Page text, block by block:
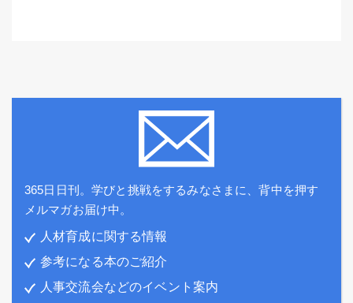
365日日刊。学びと挑戦をするみなさまに、背中を押す
メルマガお届け中。
人材育成に関する情報
参考になる本のご紹介
人事交流会などのイベント案内